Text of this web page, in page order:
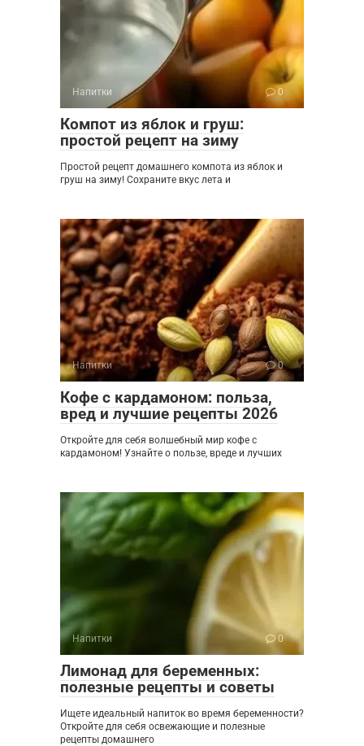
Напитки 0
Компот из яблок и груш:
простой рецепт на зиму
Простой рецепт домашнего компота из яблок и
груш на зиму! Сохраните вкус лета и
Напитки 0
Кофе с кардамоном: польза,
вред и лучшие рецепты 2026
Откройте для себя волшебный мир кофе с
кардамоном! Узнайте о пользе, вреде и лучших
Напитки 0
Лимонад для беременных:
полезные рецепты и советы
Ищете идеальный напиток во время беременности?
Откройте для себя освежающие и полезные
рецепты домашнего